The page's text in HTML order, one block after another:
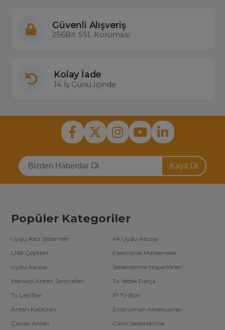
Güvenli Alışveriş
256Bit SSL Koruması
Kolay İade
14 İş Günü İçinde
Kayıt Ol
Popüler Kategoriler
Uydu Alıcı Sistemleri
4K Uydu Alıcılar
LNB Çeşitleri
Elektronik Malzemeler
Uydu Alıcılar
Seslendirme Hoparlörleri
Merkezi Anten Santralleri
Tv Yedek Parça
Tv Led Bar
IP Tv Box
Anten Kabloları
Enstrüman Aksesuarları
Çanak Anten
Cami Seslendirme